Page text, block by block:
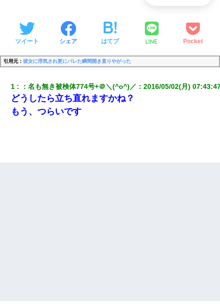
ツイート シェア はてブ LINE Pocket
引用元： 彼女に浮気され更にバレた瞬間開き直りやがった
1 ：名も無き被検体774号+＠＼(^o^)／ ：2016/05/02(月)
どうしたら立ち直れますかね？
もう、つらいです